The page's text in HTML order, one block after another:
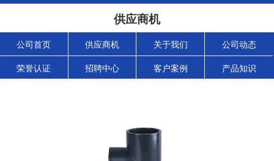
供应商机
公司首页 供应商机 关于我们 公司动态
荣誉认证 招聘中心 客户案例 产品知识